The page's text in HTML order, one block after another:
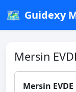
🗺️ Guidexy
Mersin
Mersin EVDE